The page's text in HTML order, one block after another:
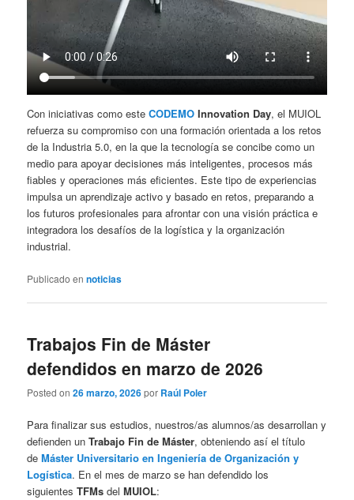
Con iniciativas como esteCODEMO Innovation Day, el MUIOL
refuerza su compromiso con una formación orientada a los retos
de la Industria 5.0, en la que la tecnología se concibe como un
medio para apoyar decisiones más inteligentes, procesos más
fiables y operaciones más eficientes. Este tipo de experiencias
impulsa un aprendizaje activo y basado en retos, preparando a
los futuros profesionales para afrontar con una visión práctica e
integradora los desafíos de la logística y la organización
industrial.
Publicado en noticias
Trabajos Fin de Máster
defendidos en marzo de 2026
Posted on26 marzo, 2026por Raúl Poler
Para finalizar sus estudios, nuestros/as alumnos/as desarrollan y
defienden unTrabajo Fin de Máster, obteniendo así el título
deMáster Universitario en Ingeniería de Organización y
Logística. En el mes de marzo se han defendido los
siguientesTFMs delMUIOL: